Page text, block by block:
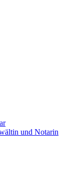
und Notarin